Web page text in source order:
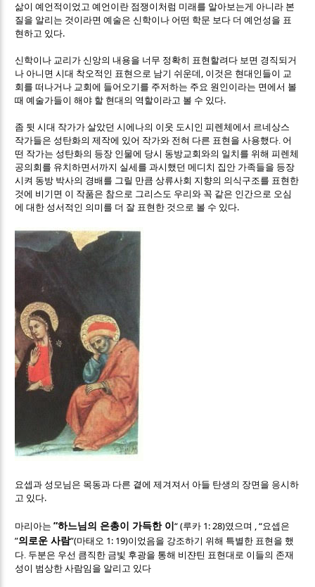
삶이 예언적이었고 예언이란 점쟁이처럼 미래를 알아보는게 아니라 본
질을 알리는 것이라면 예술은 신학이나 어떤 학문 보다 더 예언성을 표
현하고 있다.
신학이나 교리가 신앙의 내용을 너무 정확히 표현할려다 보면 경직되거
나 아니면 시대 착오적인 표현으로 남기 쉬운데 , 이것은 현대인들이 교
회를 떠나거나 교회에 들어오기를 주저하는 주요 원인이라는 면에서 볼
때 예술가들이 해야 할 현대의 역할이라고 볼 수 있다.
좀 뒷 시대 작가가 살았던 시에나의 이웃 도시인 피렌체에서 르네상스
작가들은 성탄화의 제작에 있어 작가와 전혀 다른 표현을 사용했다. 어
떤 작가는 성탄화의 등장 인물에 당시 동방교회와의 일치를 위해 피렌체
공의회를 유치하면서까지 실세를 과시했던 메디치 집안 가족들을 등장
시켜 동방 박사의 경배를 그릴 만큼 상류사회 지향의 의식구조를 표현한
것에 비기면 이 작품은 참으로 그리스도 우리와 꼭 같은 인간으로 오심
에 대한 성서적인 의미를 더 잘 표현한 것으로 볼 수 있다.
요셉과 성모님은 목동과 다른 곁에 제겨져서 아들 탄생의 장면을 응시하
고 있다.
마리아는”하느님의 은총이 가득한 이“ (루카 1: 28)였으며 , “요셉은
”의로운 사람”(마태오 1: 19)이었음을 강조하기 위해 특별한 표현을 했
다. 두분은 우선 큼직한 금빛 후광을 통해 비쟌틴 표현대로 이들의 존재
성이 범상한 사람임을 알리고 있다